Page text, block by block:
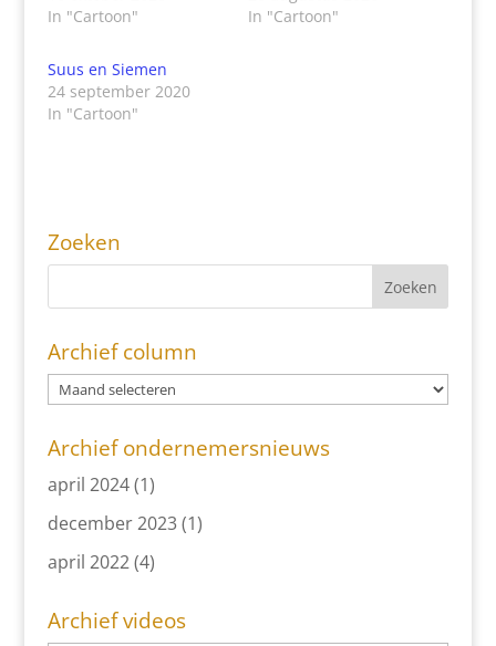
In "Cartoon"
In "Cartoon"
Suus en Siemen
24 september 2020
In "Cartoon"
Zoeken
Archief column
Archief ondernemersnieuws
april 2024(1)
december 2023(1)
april 2022(4)
Archief videos